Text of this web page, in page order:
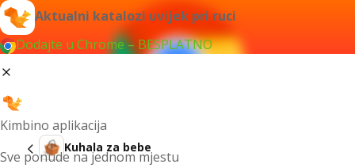
Aktualni katalozi uvijek pri ruci
Dodajte u Chrome – BESPLATNO
Kimbino aplikacija
Sve ponude na jednom mjestu
Kuhala za bebe